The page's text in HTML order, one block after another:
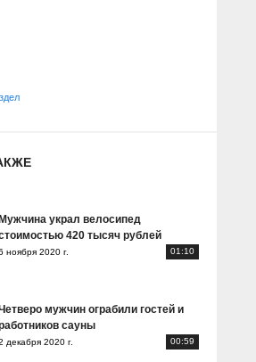
Мужчина украл велосипед
420 тысяч рублей
ноября 2020 г. 01:10
мужчин ограбили гостей и
сауны
декабря 2020 г. 00:59